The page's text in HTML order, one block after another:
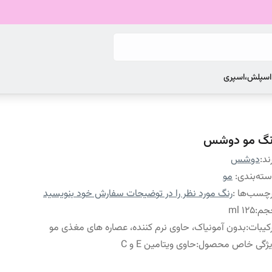
اسپلش،اسپری
مو دوشس
دوشس
: مو
:رنگ مورد نظر را در توضیحات سفارش خود بنویسید
:۱۲۵ ml
:بدون آمونیاک، حاوی نرم کننده، عصاره های مغذی مو
خاص محصول:حاوی ویتامین E و C